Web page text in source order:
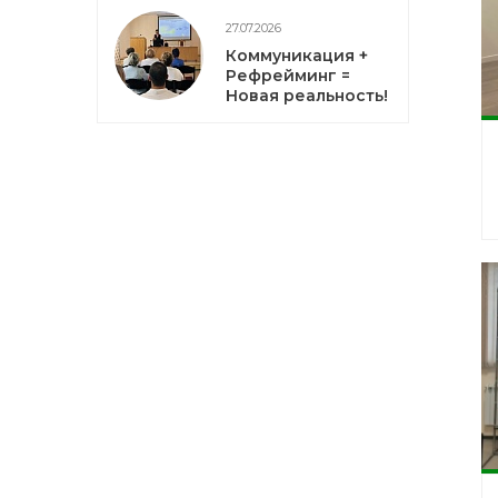
27.07.2026
Коммуникация +
Рефрейминг =
Новая реальность!